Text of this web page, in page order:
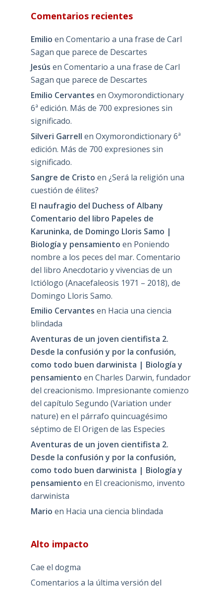
Comentarios recientes
Emilio en Comentario a una frase de Carl
Sagan que parece de Descartes
Jesús en Comentario a una frase de Carl
Sagan que parece de Descartes
Emilio Cervantes en Oxymorondictionary
6ª edición. Más de 700 expresiones sin
significado.
Silveri Garrell en Oxymorondictionary 6ª
edición. Más de 700 expresiones sin
significado.
Sangre de Cristo en ¿Será la religión una
cuestión de élites?
El naufragio del Duchess of Albany
Comentario del libro Papeles de
Karuninka, de Domingo Lloris Samo |
Biología y pensamiento en Poniendo
nombre a los peces del mar. Comentario
del libro Anecdotario y vivencias de un
Ictiólogo (Anacefaleosis 1971 – 2018), de
Domingo Lloris Samo.
Emilio Cervantes en Hacia una ciencia
blindada
Aventuras de un joven cientifista 2.
Desde la confusión y por la confusión,
como todo buen darwinista | Biología y
pensamiento en Charles Darwin, fundador
del creacionismo. Impresionante comienzo
del capítulo Segundo (Variation under
nature) en el párrafo quincuagésimo
séptimo de El Origen de las Especies
Aventuras de un joven cientifista 2.
Desde la confusión y por la confusión,
como todo buen darwinista | Biología y
pensamiento en El creacionismo, invento
darwinista
Mario en Hacia una ciencia blindada
Alto impacto
Cae el dogma
Comentarios a la última versión del